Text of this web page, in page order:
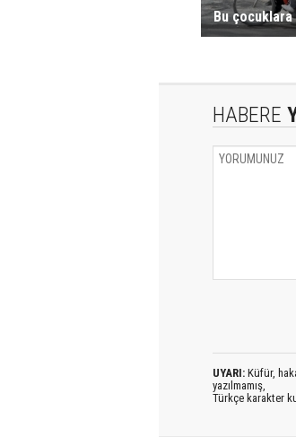
Bu
HABERE
UYARI: Küfür,
yazılmamış,
Türkçe karakter